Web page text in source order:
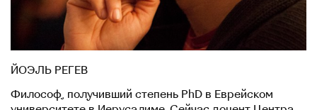
ЙОЭЛЬ РЕГЕВ
Философ, получивший степень PhD в Еврейском